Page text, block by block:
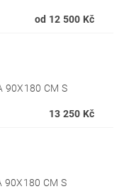
od 12 500 Kč
90X180 CM S
13 250 Kč
90X180 CM S